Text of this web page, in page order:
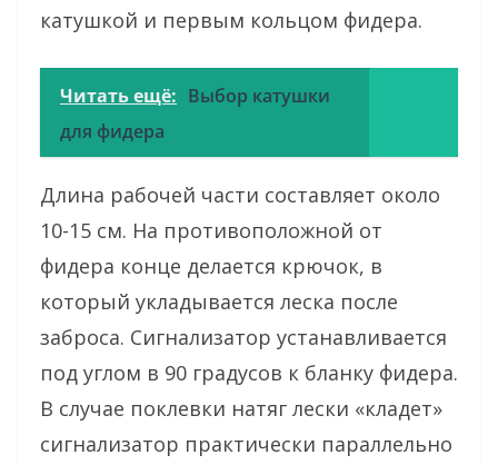
катушкой и первым кольцом фидера.
Читать ещё: Выбор катушки
для фидера
Длина рабочей части составляет около
10-15 см. На противоположной от
фидера конце делается крючок, в
который укладывается леска после
заброса. Сигнализатор устанавливается
под углом в 90 градусов к бланку фидера.
В случае поклевки натяг лески «кладет»
сигнализатор практически параллельно